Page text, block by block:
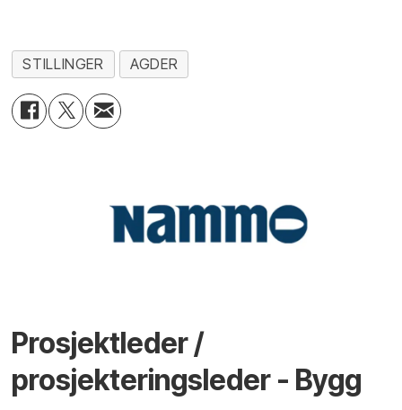
STILLINGER AGDER
Prosjektleder /
prosjekteringsleder - Bygg